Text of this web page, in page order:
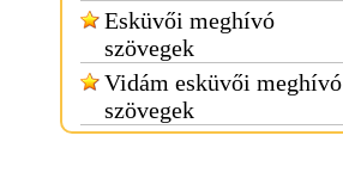
Esküvői meghívó
szövegek
Vidám esküvői meghívó
szövegek